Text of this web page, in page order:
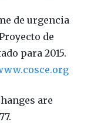
de urgencia
de
para 2015.
are